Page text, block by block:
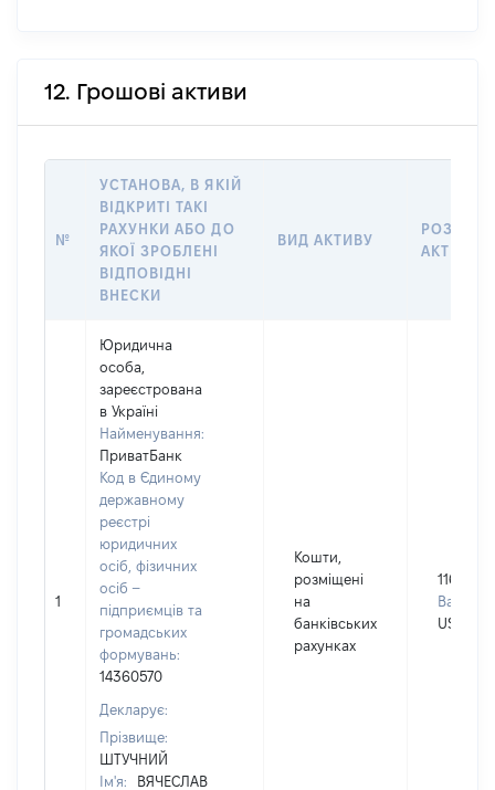
12. Грошові активи
№
УСТАНОВА, В ЯКІЙ
ВІДКРИТІ ТАКІ
РАХУНКИ АБО ДО
ЯКОЇ ЗРОБЛЕНІ
ВІДПОВІДНІ
ВНЕСКИ
ВИД АКТИВУ
РОЗМІР
АКТИВУ
1
Юридична
особа,
зареєстрована
в Україні
Найменування:
ПриватБанк
Код в Єдиному
державному
реєстрі
юридичних
осіб, фізичних
осіб –
підприємців та
громадських
формувань:
14360570
Декларує:
Прізвище:
ШТУЧНИЙ
Ім'я:
ВЯЧЕСЛАВ
Кошти,
розміщені
на
банківських
рахунках
1167
Валюта:
USD